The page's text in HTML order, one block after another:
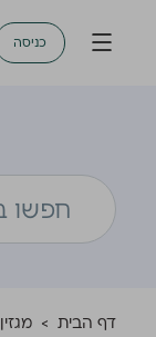
כניסה
דף הבית > מגזין